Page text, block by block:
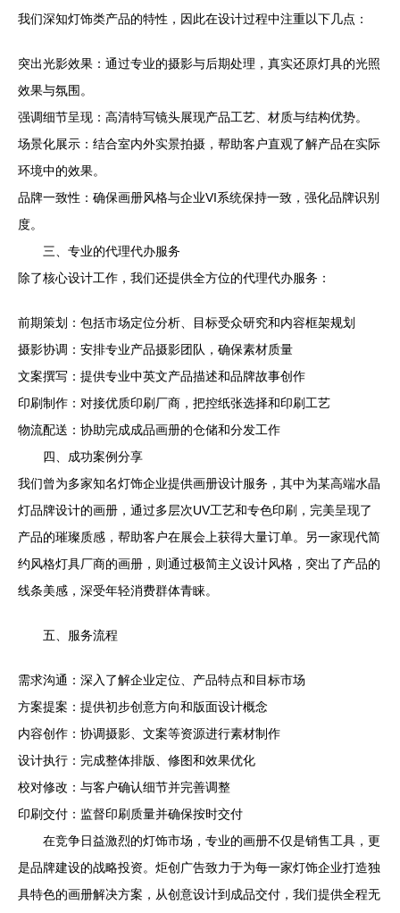
我们深知灯饰类产品的特性，因此在设计过程中注重以下几点：
突出光影效果：通过专业的摄影与后期处理，真实还原灯具的光照
效果与氛围。
强调细节呈现：高清特写镜头展现产品工艺、材质与结构优势。
场景化展示：结合室内外实景拍摄，帮助客户直观了解产品在实际
环境中的效果。
品牌一致性：确保画册风格与企业VI系统保持一致，强化品牌识别
度。
三、专业的代理代办服务
除了核心设计工作，我们还提供全方位的代理代办服务：
前期策划：包括市场定位分析、目标受众研究和内容框架规划
摄影协调：安排专业产品摄影团队，确保素材质量
文案撰写：提供专业中英文产品描述和品牌故事创作
印刷制作：对接优质印刷厂商，把控纸张选择和印刷工艺
物流配送：协助完成成品画册的仓储和分发工作
四、成功案例分享
我们曾为多家知名灯饰企业提供画册设计服务，其中为某高端水晶
灯品牌设计的画册，通过多层次UV工艺和专色印刷，完美呈现了
产品的璀璨质感，帮助客户在展会上获得大量订单。另一家现代简
约风格灯具厂商的画册，则通过极简主义设计风格，突出了产品的
线条美感，深受年轻消费群体青睐。
五、服务流程
需求沟通：深入了解企业定位、产品特点和目标市场
方案提案：提供初步创意方向和版面设计概念
内容创作：协调摄影、文案等资源进行素材制作
设计执行：完成整体排版、修图和效果优化
校对修改：与客户确认细节并完善调整
印刷交付：监督印刷质量并确保按时交付
在竞争日益激烈的灯饰市场，专业的画册不仅是销售工具，更
是品牌建设的战略投资。炬创广告致力于为每一家灯饰企业打造独
具特色的画册解决方案，从创意设计到成品交付，我们提供全程无